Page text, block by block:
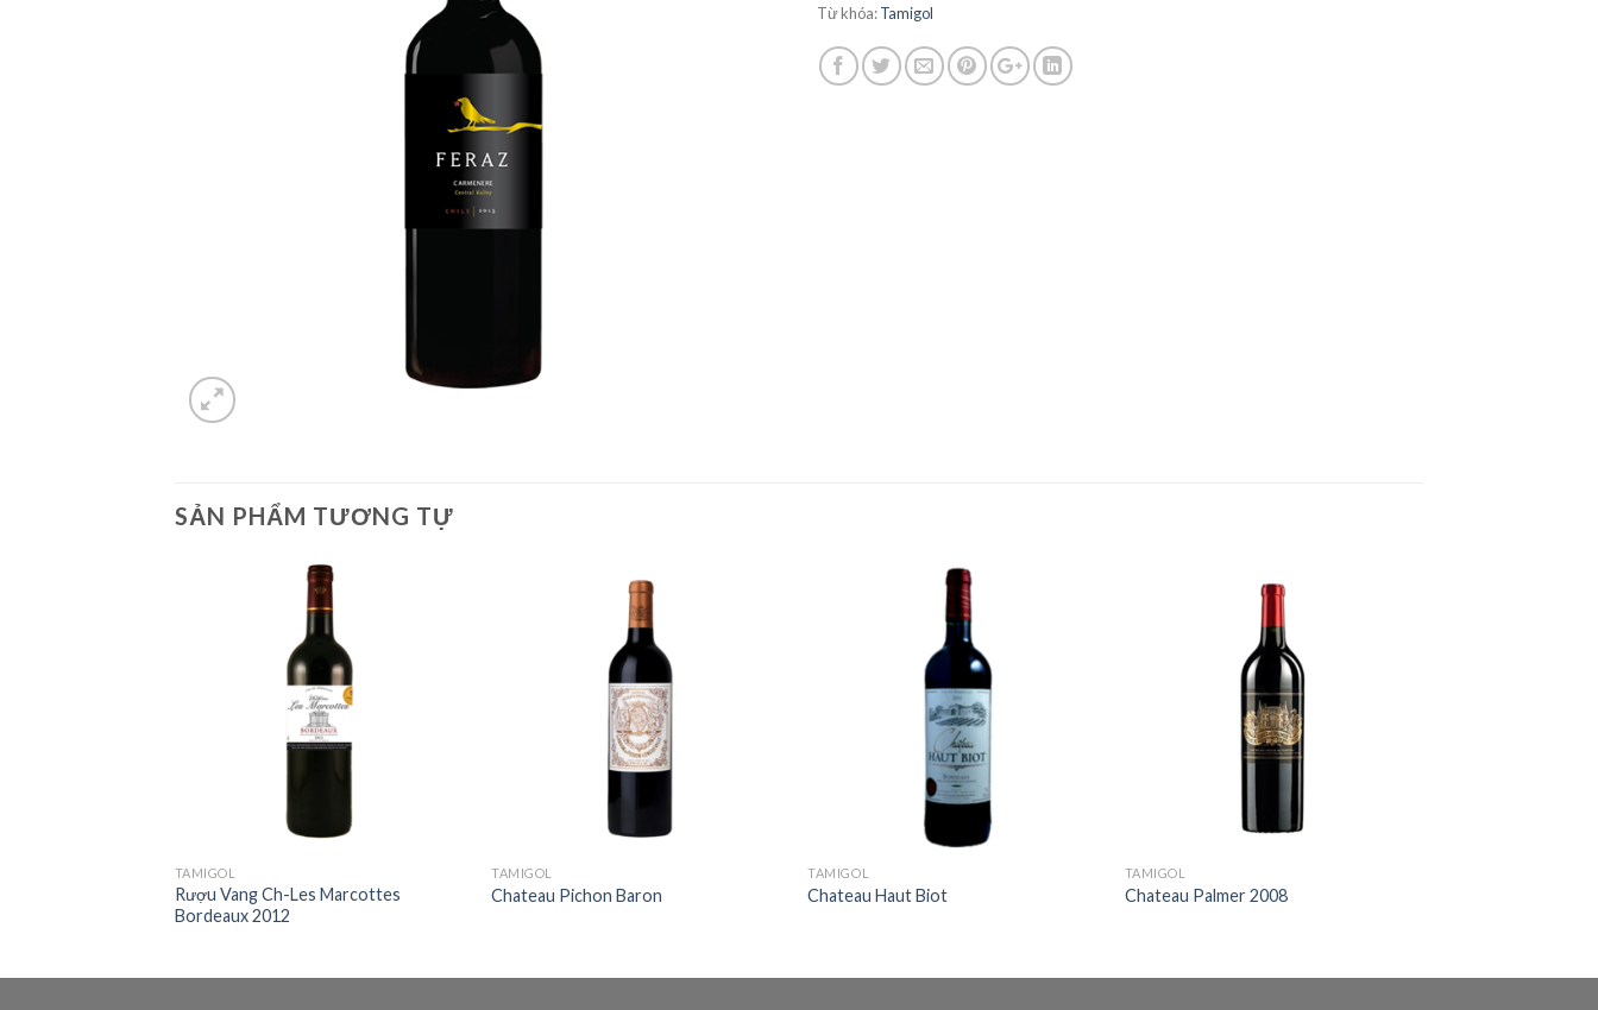
Từ khóa:Tamigol
SẢN PHẨM TƯƠNG TỰ
TAMIGOL
Rượu Vang Ch-Les Marcottes
Bordeaux 2012
TAMIGOL
Chateau Pichon Baron
TAMIGOL
Chateau Haut Biot
TAMIGOL
Chateau Palmer 2008